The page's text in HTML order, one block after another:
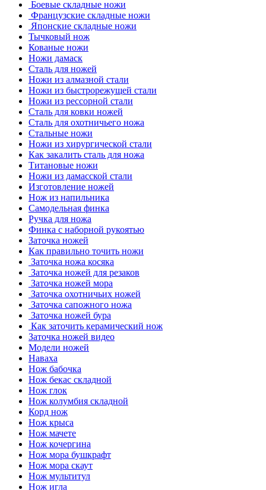
Боевые складные ножи
Французские складные ножи
Японские складные ножи
Тычковый нож
Кованые ножи
Ножи дамаск
Сталь для ножей
Ножи из алмазной стали
Ножи из быстрорежущей стали
Ножи из рессорной стали
Сталь для ковки ножей
Сталь для охотничьего ножа
Стальные ножи
Ножи из хирургической стали
Как закалить сталь для ножа
Титановые ножи
Ножи из дамасской стали
Изготовление ножей
Нож из напильника
Самодельная финка
Ручка для ножа
Финка с наборной рукоятью
Заточка ножей
Как правильно точить ножи
Заточка ножа косяка
Заточка ножей для резаков
Заточка ножей мора
Заточка охотничьих ножей
Заточка сапожного ножа
Заточка ножей бура
Как заточить керамический нож
Заточка ножей видео
Модели ножей
Наваха
Нож бабочка
Нож бекас складной
Нож глок
Нож колумбия складной
Корд нож
Нож крыса
Нож мачете
Нож кочергина
Нож мора бушкрафт
Нож мора скаут
Нож мультитул
Нож игла